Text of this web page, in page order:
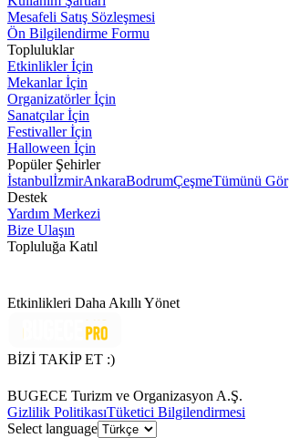
Mesafeli Satış Sözleşmesi
Ön Bilgilendirme Formu
Topluluklar
Etkinlikler İçin
Mekanlar İçin
Organizatörler İçin
Sanatçılar İçin
Festivaller İçin
Halloween İçin
Popüler Şehirler
İstanbulİzmirAnkaraBodrumÇeşmeTümünü Gör
Destek
Yardım Merkezi
Bize Ulaşın
Topluluğa Katıl
Etkinlikleri Daha Akıllı Yönet
BİZİ TAKİP ET :)
BUGECE Turizm ve Organizasyon A.Ş.
Gizlilik PolitikasıTüketici Bilgilendirmesi
Select language